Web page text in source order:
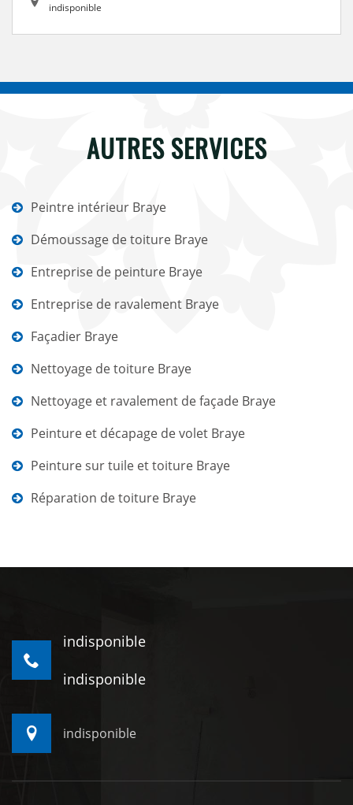
indisponible
AUTRES SERVICES
Peintre intérieur Braye
Démoussage de toiture Braye
Entreprise de peinture Braye
Entreprise de ravalement Braye
Façadier Braye
Nettoyage de toiture Braye
Nettoyage et ravalement de façade Braye
Peinture et décapage de volet Braye
Peinture sur tuile et toiture Braye
Réparation de toiture Braye
indisponible
indisponible
indisponible